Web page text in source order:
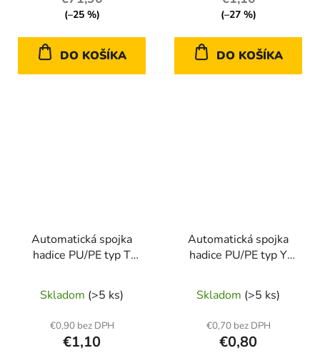
(–25 %)
DO KOŠÍKA
(–27 %)
DO KOŠÍKA
Automatická spojka
hadice PU/PE typ T
Skladom (>5 ks)
€0,90 bez DPH
€1,10
Automatická spojka
hadice PU/PE typ Y
Skladom (>5 ks)
€0,70 bez DPH
€0,80